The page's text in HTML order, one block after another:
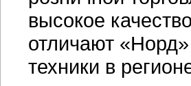
высокое
отличают
техники в